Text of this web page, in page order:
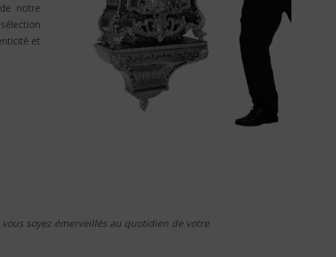
notre
et
soyez émerveillés au quotidien de votre